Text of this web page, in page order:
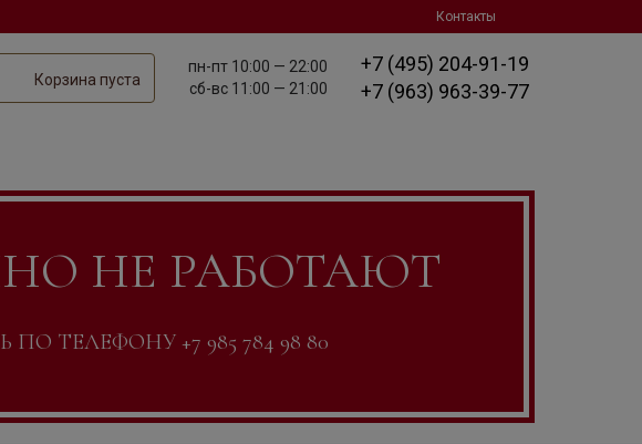
Контакты
Корзина пуста
пн-пт 10:00 — 22:00
сб-вс 11:00 — 21:00
+7 (495) 204-91-19
+7 (963) 963-39-77
НЕ РАБОТАЮТ
ТЕЛЕФОНУ +7 985 784 98 80